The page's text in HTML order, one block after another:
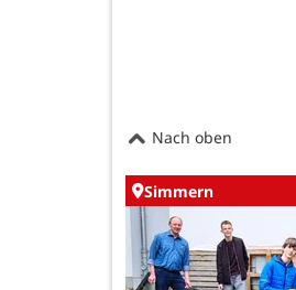
Nach oben
Simmern